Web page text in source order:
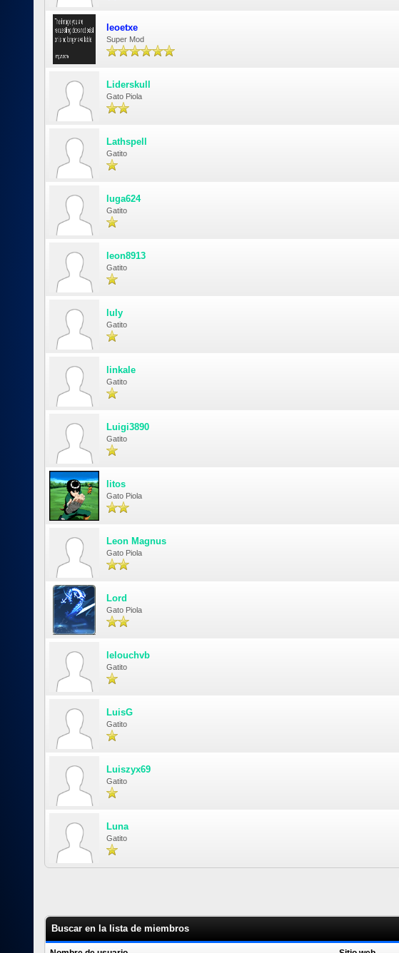
leoetxe
Super Mod
Liderskull
Gato Piola
Lathspell
Gatito
luga624
Gatito
leon8913
Gatito
luly
Gatito
linkale
Gatito
Luigi3890
Gatito
litos
Gato Piola
Leon Magnus
Gato Piola
Lord
Gato Piola
lelouchvb
Gatito
LuisG
Gatito
Luiszyx69
Gatito
Luna
Gatito
Buscar en la lista de miembros